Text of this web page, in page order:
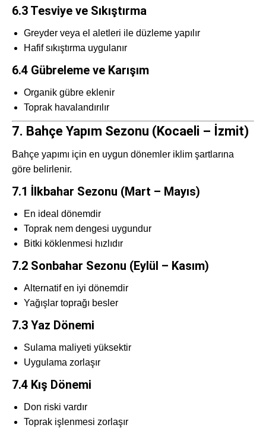
6.3 Tesviye ve Sıkıştırma
Greyder veya el aletleri ile düzleme yapılır
Hafif sıkıştırma uygulanır
6.4 Gübreleme ve Karışım
Organik gübre eklenir
Toprak havalandırılır
7. Bahçe Yapım Sezonu (Kocaeli – İzmit)
Bahçe yapımı için en uygun dönemler iklim şartlarına
göre belirlenir.
7.1 İlkbahar Sezonu (Mart – Mayıs)
En ideal dönemdir
Toprak nem dengesi uygundur
Bitki köklenmesi hızlıdır
7.2 Sonbahar Sezonu (Eylül – Kasım)
Alternatif en iyi dönemdir
Yağışlar toprağı besler
7.3 Yaz Dönemi
Sulama maliyeti yüksektir
Uygulama zorlaşır
7.4 Kış Dönemi
Don riski vardır
Toprak işlenmesi zorlaşır